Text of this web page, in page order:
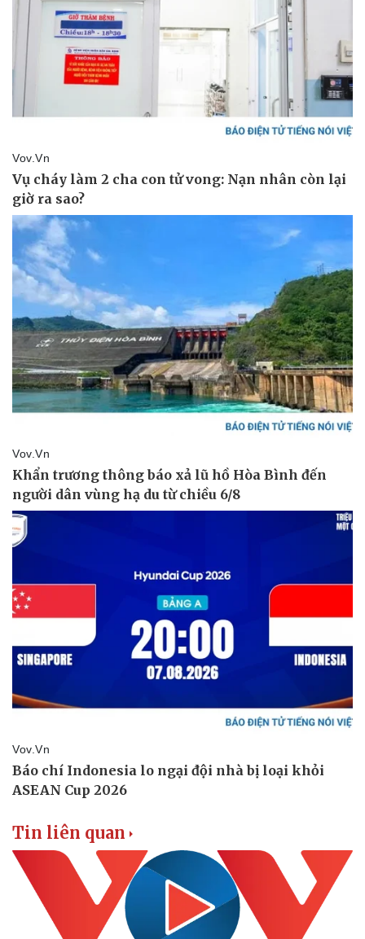
Thể thao
Bóng đá
Lịch thi đấu bóng đá
eSports
Hậu trường
Ô tô - Xe máy
Ô tô
Xe máy
Tư vấn
Tin liên quan